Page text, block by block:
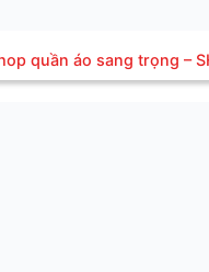
quần áo sang trọng –